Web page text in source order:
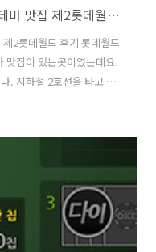
롯데월드몰 후기 데이트코스 쇼핑 테마 맛집 제2롯데월드 후기
2롯데월드 후기 롯데월드
맛집이 있는곳이였는데요.
. 지하철 2호선을 타고 잠
이곳저곳 구경해보니 이제
까이 걸어다녔지만 다 둘
많고 테마 맛집 식당도
니다. 기회가 되면 와이프
후기 적으면서 이번에 살펴